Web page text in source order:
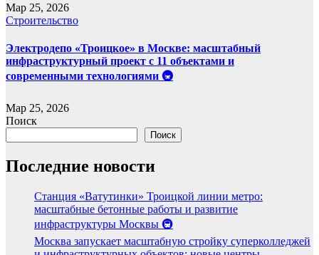
Мар 25, 2026
Строительство
Электродепо «Троицкое» в Москве: масштабный
инфраструктурный проект с 11 объектами и
современными технологиями 🚇
Мар 25, 2026
Поиск
Поиск
Последние новости
Станция «Ватутинки» Троицкой линии метро:
масштабные бетонные работы и развитие
инфраструктуры Москвы 🚇
Москва запускает масштабную стройку суперколледжей